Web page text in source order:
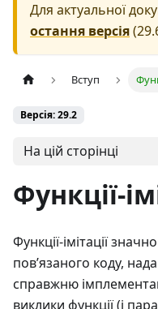
Для актуальної
остання версія(
Вступ
Версія: 29.2
На цій сторінці
Функції-
Функції-імітації
пов’язаного коду,
справжню
виклики функції (і